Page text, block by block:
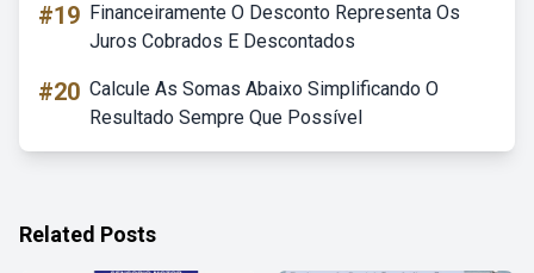
#19 Financeiramente O Desconto Representa Os
Juros Cobrados E Descontados
#20 Calcule As Somas Abaixo Simplificando O
Resultado Sempre Que Possível
Related Posts